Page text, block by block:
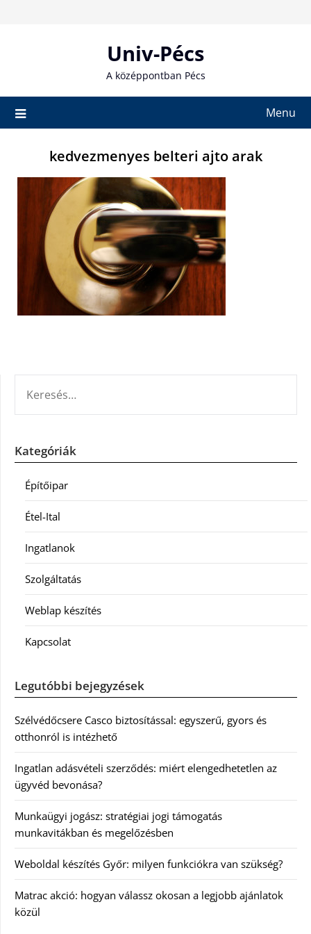
Univ-Pécs
A középpontban Pécs
Menu
kedvezmenyes belteri ajto arak
Kategóriák
Építőipar
Étel-Ital
Ingatlanok
Szolgáltatás
Weblap készítés
Kapcsolat
Legutóbbi bejegyzések
Szélvédőcsere Casco biztosítással: egyszerű, gyors és
otthonról is intézhető
Ingatlan adásvételi szerződés: miért elengedhetetlen az
ügyvéd bevonása?
Munkaügyi jogász: stratégiai jogi támogatás
munkavitákban és megelőzésben
Weboldal készítés Győr: milyen funkciókra van szükség?
Matrac akció: hogyan válassz okosan a legjobb ajánlatok
közül